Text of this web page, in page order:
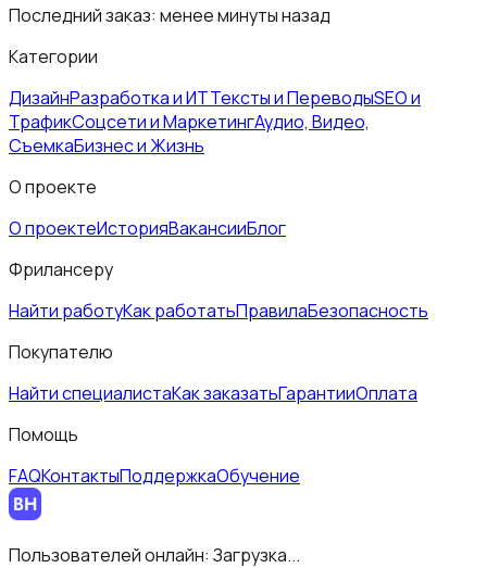
Последний заказ: менее минуты назад
Категории
ДизайнРазработка и ИТТексты и ПереводыSEO и
ТрафикСоцсети и МаркетингАудио, Видео,
СъемкаБизнес и Жизнь
О проекте
О проектеИсторияВакансииБлог
Фрилансеру
Найти работуКак работатьПравилаБезопасность
Покупателю
Найти специалистаКак заказатьГарантииОплата
Помощь
FAQКонтактыПоддержкаОбучение
Пользователей онлайн: Загрузка...